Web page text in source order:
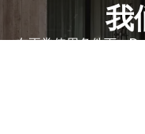
我
在正常使用条件下，